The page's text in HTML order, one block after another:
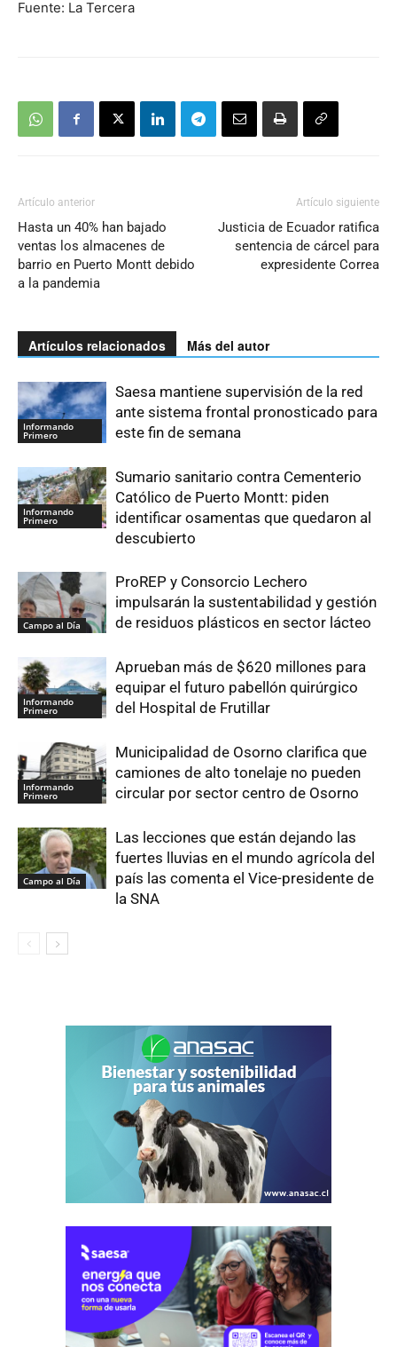
Fuente: La Tercera
Artículo anterior
Hasta un 40% han bajado
ventas los almacenes de
barrio en Puerto Montt debido
a la pandemia
Artículo siguiente
Justicia de Ecuador ratifica
sentencia de cárcel para
expresidente Correa
Artículos relacionados Más del autor
Informando
Primero
Saesa mantiene supervisión de la red
ante sistema frontal pronosticado para
este fin de semana
Informando
Primero
Sumario sanitario contra Cementerio
Católico de Puerto Montt: piden
identificar osamentas que quedaron al
descubierto
Campo al Día
ProREP y Consorcio Lechero
impulsarán la sustentabilidad y gestión
de residuos plásticos en sector lácteo
Informando
Primero
Aprueban más de $620 millones para
equipar el futuro pabellón quirúrgico
del Hospital de Frutillar
Informando
Primero
Municipalidad de Osorno clarifica que
camiones de alto tonelaje no pueden
circular por sector centro de Osorno
Campo al Día
Las lecciones que están dejando las
fuertes lluvias en el mundo agrícola del
país las comenta el Vice-presidente de
la SNA